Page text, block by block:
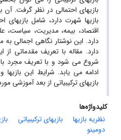
بازیهای احتمالی در نظر گرفت.
بازیها شهرت دارد، شامل
اقتصاد، بیمه، مدیریت، سیاست،
دارد. این نوشتار نگاهی اجمالی به
دارد. مقاله با تعریف مقدماتی از
شروع می شود و با تعریف مجرد
ادامه می یابد. شرایط این
بازیهای ترکیبیاتی از بعد آموزشی
کلیدواژه‌ها
نظریه بازیها
بازیهای ترکیبیاتی
دومینو